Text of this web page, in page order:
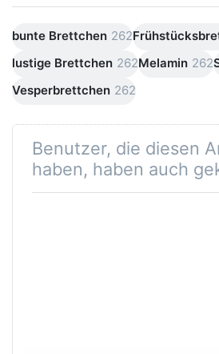
bunte Brettchen 262
lustige Brettchen 262Melamin 262
Vesperbrettchen 262
Benutzer, die diesen
haben, haben auch